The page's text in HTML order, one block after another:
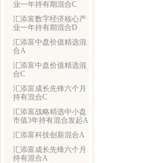
业一年持有期混合C
汇添富数字经济核心产
业一年持有期混合D
汇添富中盘价值精选混
合A
汇添富中盘价值精选混
合C
汇添富成长先锋六个月
持有混合C
汇添富战略精选中小盘
市值3年持有混合发起A
汇添富科技创新混合A
汇添富成长先锋六个月
持有混合A